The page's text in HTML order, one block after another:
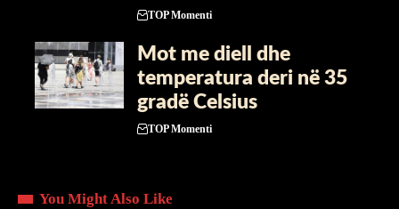
TOP Momenti
Mot me diell dhe
temperatura deri në 35
gradë Celsius
TOP Momenti
You Might Also Like